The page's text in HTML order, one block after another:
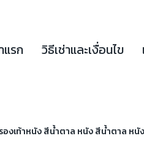
แรก วิธีเช่าและเงื่อนไข
รองเท้าหนัง สีน้ำตาล หนัง สีน้ำตาล หนั